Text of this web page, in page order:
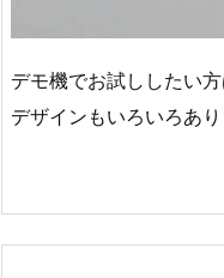
デモ機でお試ししたい
デザインもいろいろあ